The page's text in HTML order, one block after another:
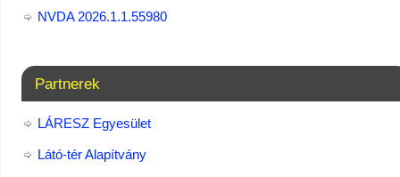
NVDA 2026.1.1.55980
Partnerek
LÁRESZ Egyesület
Látó-tér Alapítvány